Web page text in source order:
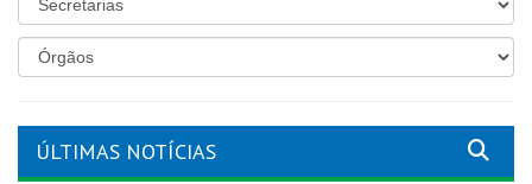
ÚLTIMAS NOTÍCIAS